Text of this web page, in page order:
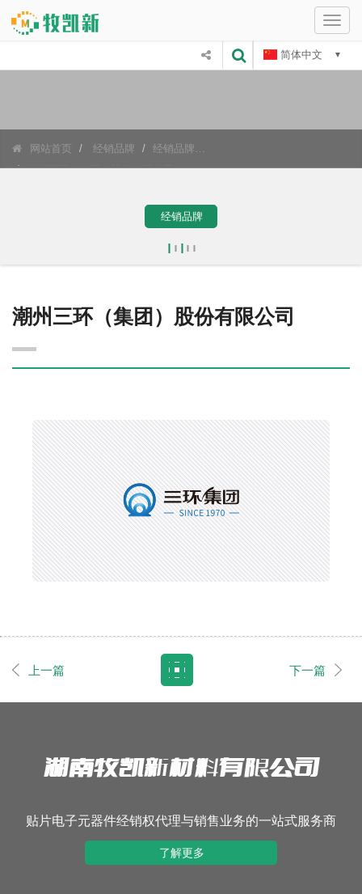
简体中文
切
换
导
网站首页 经销品牌
经销品牌
潮州三环（集团）股份有限公司
经销品牌
潮州三环（集团）股份有限公司
上一篇 下一篇
湖南牧凯新材料有限公司
贴片电子元器件经销权代理与销售业务的一站式服务商
了解更多